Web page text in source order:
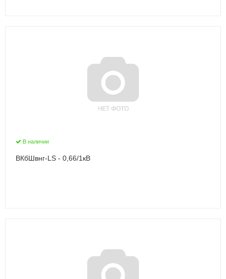
В наличии
ВКбШвнг-LS - 0,66/1кВ